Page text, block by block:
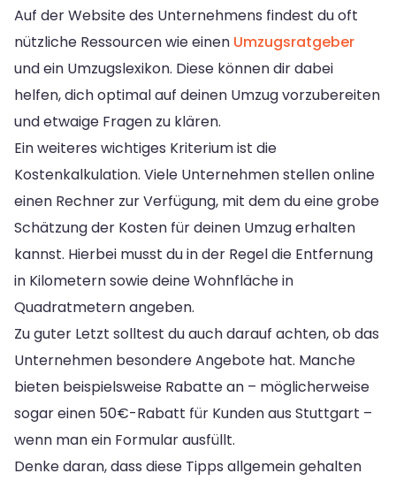
Auf der Website des Unternehmens findest du oft
nützliche Ressourcen wie einen Umzugsratgeber
und ein Umzugslexikon. Diese können dir dabei
helfen, dich optimal auf deinen Umzug vorzubereiten
und etwaige Fragen zu klären.
Ein weiteres wichtiges Kriterium ist die
Kostenkalkulation. Viele Unternehmen stellen online
einen Rechner zur Verfügung, mit dem du eine grobe
Schätzung der Kosten für deinen Umzug erhalten
kannst. Hierbei musst du in der Regel die Entfernung
in Kilometern sowie deine Wohnfläche in
Quadratmetern angeben.
Zu guter Letzt solltest du auch darauf achten, ob das
Unternehmen besondere Angebote hat. Manche
bieten beispielsweise Rabatte an – möglicherweise
sogar einen 50€-Rabatt für Kunden aus Stuttgart –
wenn man ein Formular ausfüllt.
Denke daran, dass diese Tipps allgemein gehalten